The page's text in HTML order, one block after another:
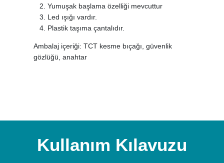
Yumuşak başlama özelliği mevcuttur
Led ışığı vardır.
Plastik taşıma çantalıdır.
Ambalaj içeriği: TCT kesme bıçağı, güvenlik
gözlüğü, anahtar
Kullanım Kılavuzu